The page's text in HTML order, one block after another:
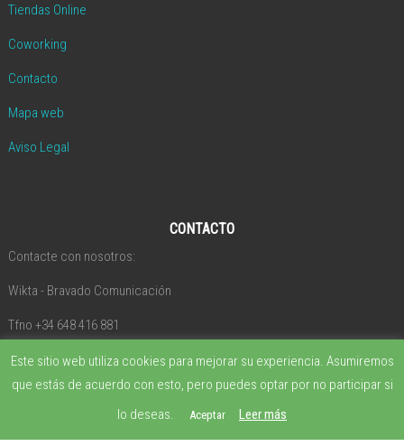
Tiendas Online
Coworking
Contacto
Mapa web
Aviso Legal
CONTACTO
Contacte con nosotros:
Wikta - Bravado Comunicación
Tfno +34 648 416 881
SÍGUENOS EN
Este sitio web utiliza cookies para mejorar su experiencia. Asumiremos
que estás de acuerdo con esto, pero puedes optar por no participar si
lo deseas.
Aceptar Leer más